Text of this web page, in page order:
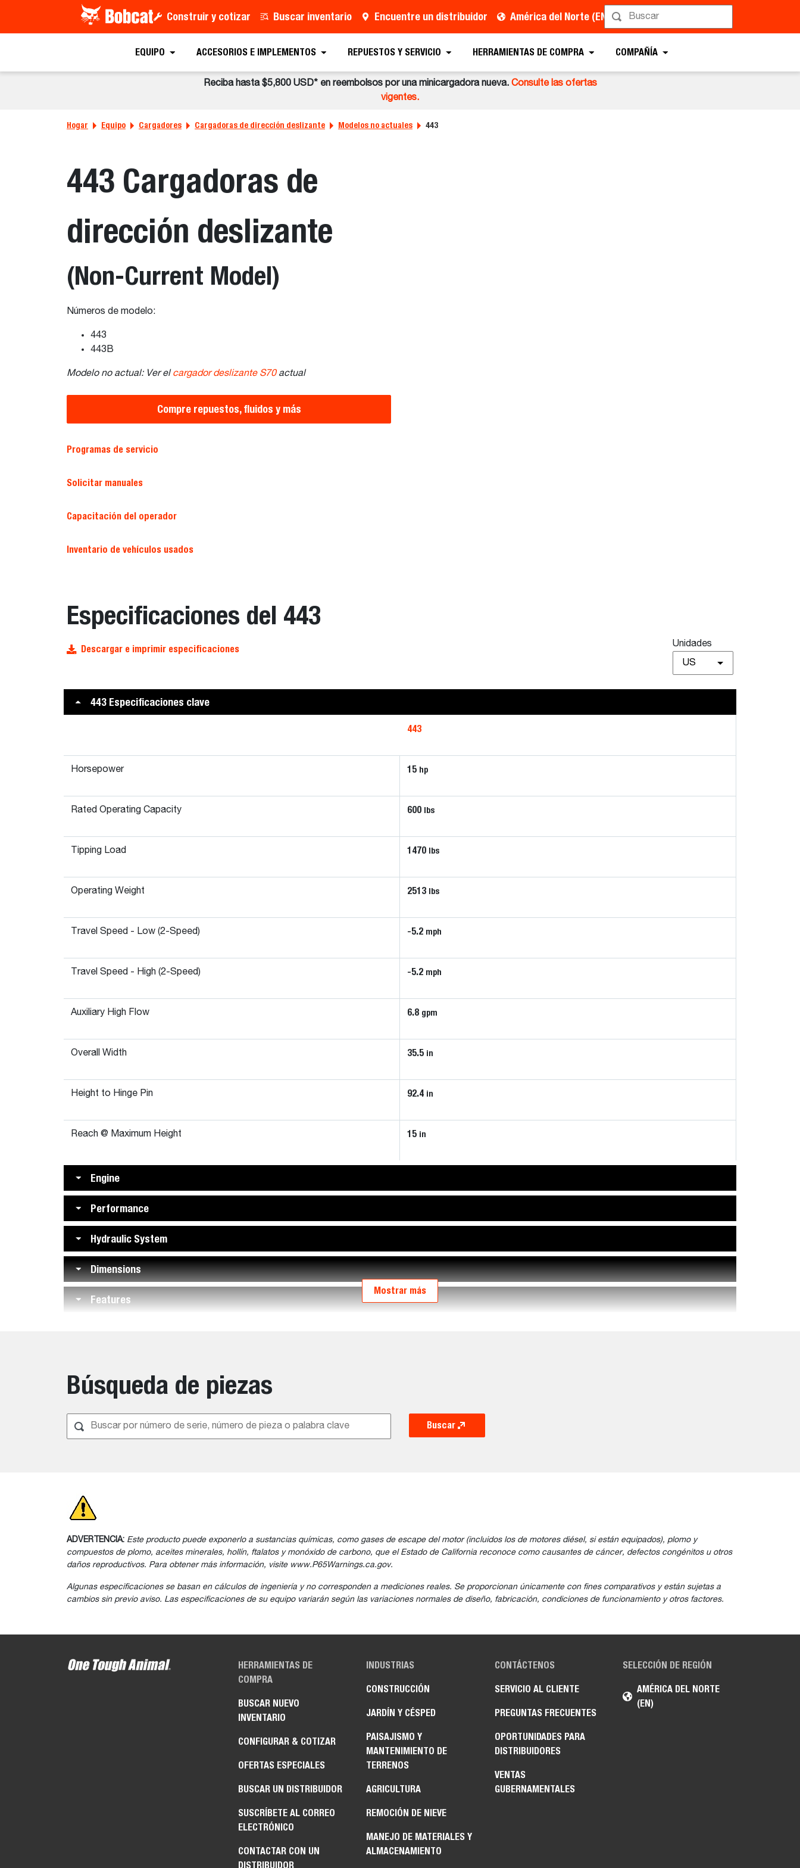
Construir y cotizar Buscar inventario Encuentre un distribuidor América del Norte (EN)
EQUIPO ACCESORIOS E IMPLEMENTOS REPUESTOS Y SERVICIO HERRAMIENTAS DE COMPRA COMPAÑÍA
Reciba hasta $5,800 USD* en reembolsos por una minicargadora nueva. Consulte las ofertas
vigentes.
Hogar Equipo Cargadores Cargadoras de dirección deslizante Modelos no actuales 443
443 Cargadoras de
dirección deslizante
(Non-Current Model)
Números de modelo:
443
443B
Modelo no actual: Ver el cargador deslizante S70actual
Compre repuestos, fluidos y más
Programas de servicio
Solicitar manuales
Capacitación del operador
Inventario de vehículos usados
Especificaciones del 443
Descargar e imprimir especificaciones
Unidades
US
443 Especificaciones clave
443
Horsepower 15 hp
Rated Operating Capacity 600 lbs
Tipping Load 1470 lbs
Operating Weight 2513 lbs
Travel Speed - Low (2-Speed) -5.2 mph
Travel Speed - High (2-Speed) -5.2 mph
Auxiliary High Flow 6.8 gpm
Overall Width 35.5 in
Height to Hinge Pin 92.4 in
Reach @ Maximum Height 15 in
Engine
Performance
Hydraulic System
Dimensions
Features
Mostrar más
Búsqueda de piezas
Buscar
ADVERTENCIA: Este producto puede exponerlo a sustancias químicas, como gases de escape del motor (incluidos los de motores diésel, si están equipados), plomo y
compuestos de plomo, aceites minerales, hollín, ftalatos y monóxido de carbono, que el Estado de California reconoce como causantes de cáncer, defectos congénitos u otros
daños reproductivos. Para obtener más información, visite www.P65Warnings.ca.gov.
Algunas especificaciones se basan en cálculos de ingeniería y no corresponden a mediciones reales. Se proporcionan únicamente con fines comparativos y están sujetas a
cambios sin previo aviso. Las especificaciones de su equipo variarán según las variaciones normales de diseño, fabricación, condiciones de funcionamiento y otros factores.
SELECCIÓN DE REGIÓN
AMÉRICA DEL NORTE
(EN)
HERRAMIENTAS DE
COMPRA
BUSCAR NUEVO
INVENTARIO
CONFIGURAR & COTIZAR
OFERTAS ESPECIALES
BUSCAR UN DISTRIBUIDOR
SUSCRÍBETE AL CORREO
ELECTRÓNICO
CONTACTAR CON UN
DISTRIBUIDOR
INDUSTRIAS
CONSTRUCCIÓN
JARDÍN Y CÉSPED
PAISAJISMO Y
MANTENIMIENTO DE
TERRENOS
AGRICULTURA
REMOCIÓN DE NIEVE
MANEJO DE MATERIALES Y
ALMACENAMIENTO
CONTÁCTENOS
SERVICIO AL CLIENTE
PREGUNTAS FRECUENTES
OPORTUNIDADES PARA
DISTRIBUIDORES
VENTAS
GUBERNAMENTALES